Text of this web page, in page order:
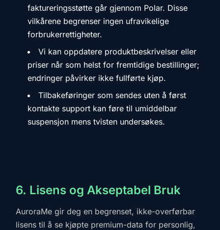
faktureringsstøtte går gjennom Polar. Disse
vilkårene begrenser ingen ufravikelige
forbrukerrettigheter.
Vi kan oppdatere produktbeskrivelser eller
priser når som helst for fremtidige bestillinger;
endringer påvirker ikke fullførte kjøp.
Tilbakeføringer som sendes uten å først
kontakte support kan føre til umiddelbar
suspensjon mens tvisten undersøkes.
6. Lisens og Akseptabel Bruk
AuroraMe gir deg en begrenset, ikke-overførbar
lisens til å se kjøpte premium-data for personlig,